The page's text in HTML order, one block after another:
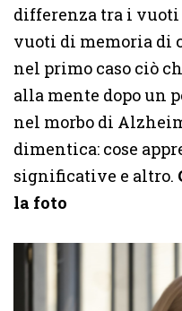
differenza tra i vuoti
vuoti di memoria di
nel primo caso ciò
alla mente dopo un
nel morbo di
dimentica: cose
significative e altro.
la foto